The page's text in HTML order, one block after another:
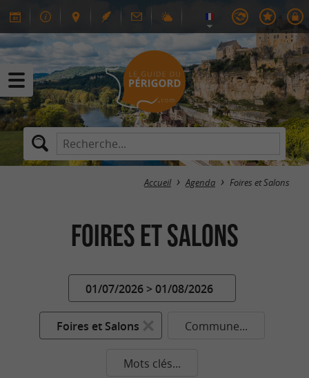
Accueil Agenda Foires et Salons
Foires et Salons
01/07/2026 > 01/08/2026
Foires et Salons Commune...
Mots clés...